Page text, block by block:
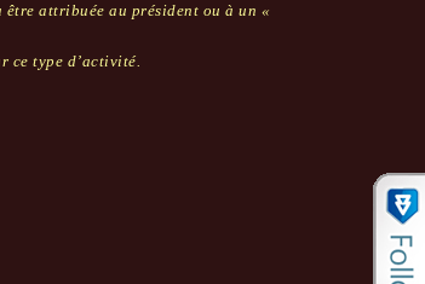
attribuée au président ou à un «
ce type d’activité.